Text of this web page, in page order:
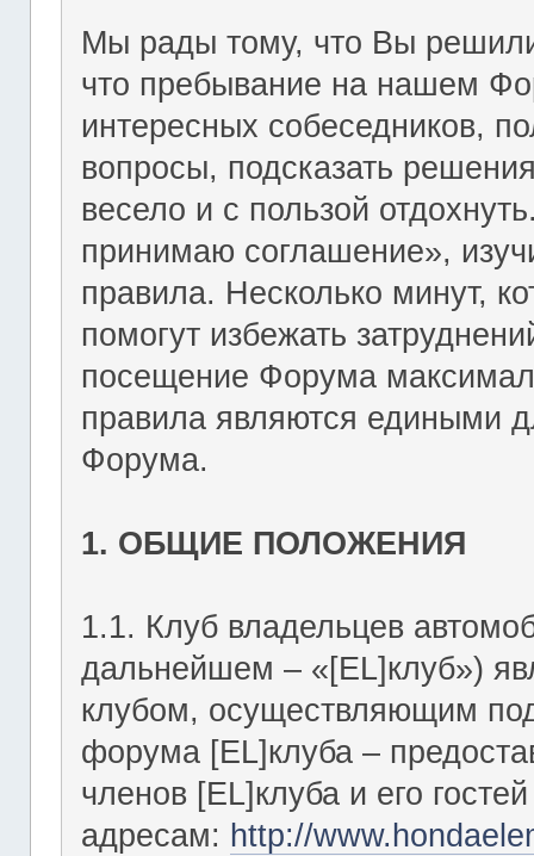
Мы рады тому, что Вы
что пребывание на нашем
интересных собеседников,
вопросы, подсказать
весело и с пользой
принимаю соглашение»,
правила. Несколько минут,
помогут избежать
посещение Форума
правила являются едиными
Форума.
1. ОБЩИЕ ПОЛОЖЕНИЯ
1.1. Клуб владельцев
дальнейшем – «[EL]клуб»)
клубом, осуществляющим
форума [EL]клуба –
членов [EL]клуба и его
адресам: http://